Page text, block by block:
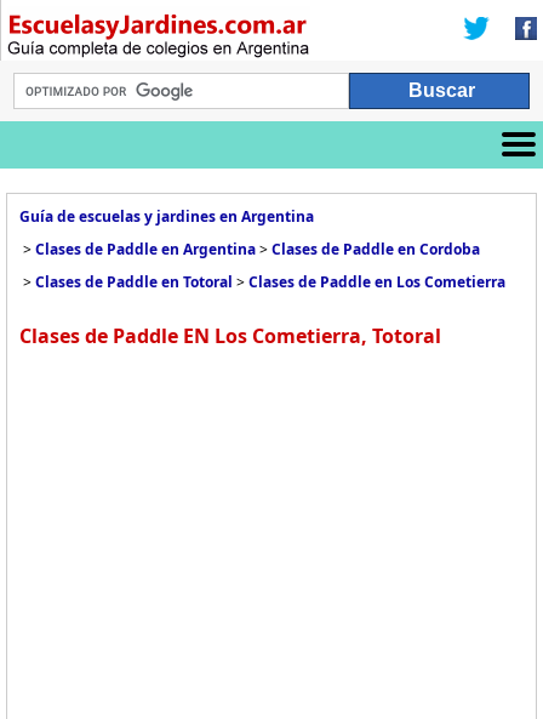
Guía de escuelas y jardines en Argentina
>Clases de Paddle en Argentina>Clases de Paddle en Cordoba
>Clases de Paddle en Totoral >Clases de Paddle en Los Cometierra
Clases de Paddle EN Los Cometierra, Totoral